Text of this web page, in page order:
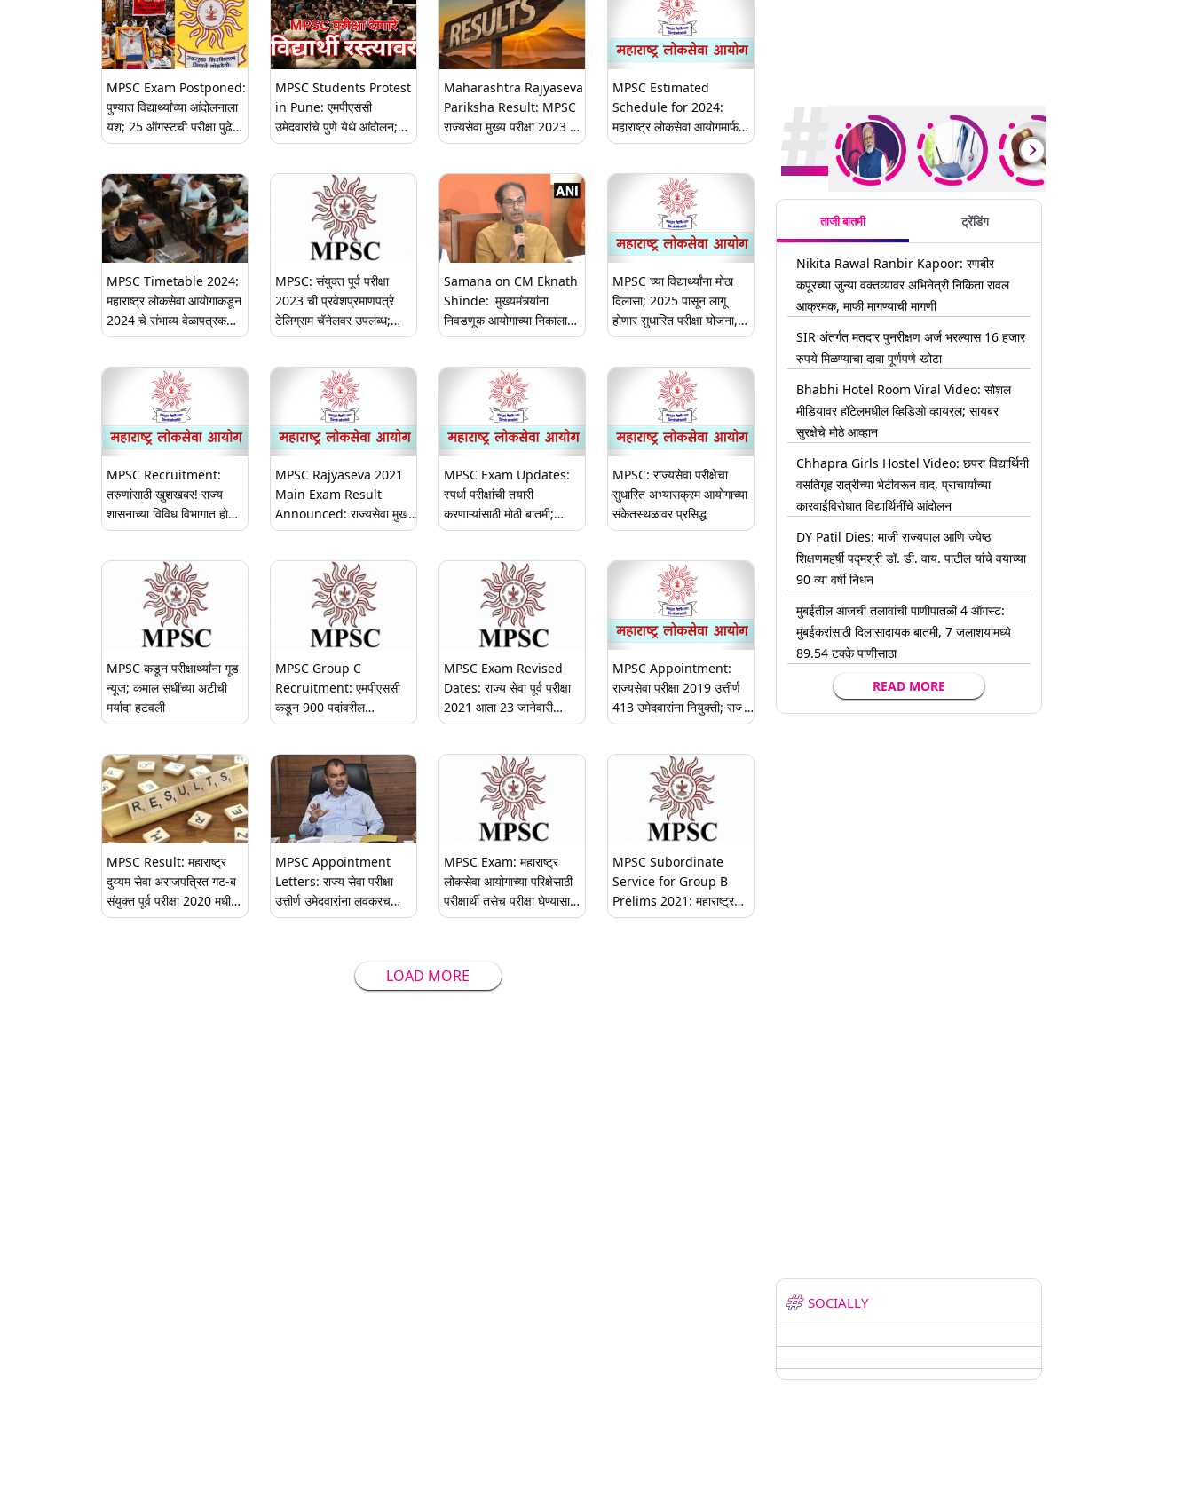
MPSC Exam Postponed:
पुण्यात विद्यार्थ्यांच्या आंदोलनाला
यश; 25 ऑगस्टची परीक्षा पुढे
ढकलली, नवी तारीख लवकरच
MPSC Students Protest
in Pune: एमपीएससी
उमेदवारांचे पुणे येथे आंदोलन;
आगामी परीक्षेत 258 कृषी सेवा
Maharashtra Rajyaseva
Pariksha Result: MPSC
राज्यसेवा मुख्य परीक्षा 2023 चा
निकाल जाहीर; mpsc.gov.in
MPSC Estimated
Schedule for 2024:
महाराष्ट्र लोकसेवा आयोगमार्फत
पुढील वर्षी होणाऱ्या स्पर्धा परीक्षांचे
MPSC Timetable 2024:
महाराष्ट्र लोकसेवा आयोगाकडून
2024 चे संभाव्य वेळापत्रक
जाहीर
MPSC: संयुक्त पूर्व परीक्षा
2023 ची प्रवेशप्रमाणपत्रे
टेलिग्राम चॅनेलवर उपलब्ध;
महाराष्ट्र लोकसेवा आयोगाने दिले
Samana on CM Eknath
Shinde: 'मुख्यमंत्र्यांना
निवडणूक आयोगाच्या निकालाची
नशा', MPSC विद्यार्थ्यांच्या
MPSC च्या विद्यार्थ्यांना मोठा
दिलासा; 2025 पासून लागू
होणार सुधारित परीक्षा योजना,
अभ्यासक्रम
MPSC Recruitment:
तरुणांसाठी खुशखबर! राज्य
शासनाच्या विविध विभागात होणार
8169 पदांची भरती; महाराष्ट्र
MPSC Rajyaseva 2021
Main Exam Result
Announced: राज्यसेवा मुख्य
परीक्षा 2021 चा निकाल जाहीर;
MPSC Exam Updates:
स्पर्धा परीक्षांची तयारी
करणाऱ्यांसाठी मोठी बातमी;
महाराष्ट्र लोकसेवा आयोगामार्फत
पद्धतीमध्ये सुधारणा, घ्या जाणून
MPSC: राज्यसेवा परीक्षेचा
सुधारित अभ्यासक्रम आयोगाच्या
संकेतस्थळावर प्रसिद्ध
MPSC कडून परीक्षार्थ्यांना गूड
न्यूज; कमाल संधींच्या अटीची
मर्यादा हटवली
MPSC Group C
Recruitment: एमपीएससी
कडून 900 पदांवरील
नोकरभरतीसाठी अर्ज करण्याला
MPSC Exam Revised
Dates: राज्य सेवा पूर्व परीक्षा
2021 आता 23 जानेवारी
दिवशी; पहा नवं वेळापत्रक
MPSC Appointment:
राज्यसेवा परीक्षा 2019 उत्तीर्ण
413 उमेदवारांना नियुक्ती; राज्य
सरकारच्या आदेशानुसार 17
MPSC Result: महाराष्ट्र
दुय्यम सेवा अराजपत्रित गट-ब
संयुक्त पूर्व परीक्षा 2020 मधील
राज्यकर निरीक्षक संवर्गाचा
MPSC Appointment
Letters: राज्य सेवा परीक्षा
उत्तीर्ण उमेदवारांना लवकरच
मिळणार नियुक्तीपत्र; राज्यमंत्री
MPSC Exam: महाराष्ट्र
लोकसेवा आयोगाच्या परिक्षेसाठी
परीक्षार्थी तसेच परीक्षा घेण्यासाठी
प्रतिनियुक्तीवर असलेल्या
परवानगी
MPSC Subordinate
Service for Group B
Prelims 2021: महाराष्ट्र
दुय्यम सेवा अराजपत्रित गट-ब
LOAD MORE
ताजी बातमी ट्रेंडिंग
Nikita Rawal Ranbir Kapoor: रणबीर
कपूरच्या जुन्या वक्तव्यावर अभिनेत्री निकिता रावल
आक्रमक, माफी मागण्याची मागणी
SIR अंतर्गत मतदार पुनरीक्षण अर्ज भरल्यास 16 हजार
रुपये मिळण्याचा दावा पूर्णपणे खोटा
Bhabhi Hotel Room Viral Video: सोशल
मीडियावर हॉटेलमधील व्हिडिओ व्हायरल; सायबर
सुरक्षेचे मोठे आव्हान
Chhapra Girls Hostel Video: छपरा विद्यार्थिनी
वसतिगृह रात्रीच्या भेटीवरून वाद, प्राचार्यांच्या
कारवाईविरोधात विद्यार्थिनींचे आंदोलन
DY Patil Dies: माजी राज्यपाल आणि ज्येष्ठ
शिक्षणमहर्षी पद्मश्री डॉ. डी. वाय. पाटील यांचे वयाच्या
90 व्या वर्षी निधन
मुंबईतील आजची तलावांची पाणीपातळी 4 ऑगस्ट:
मुंबईकरांसाठी दिलासादायक बातमी, 7 जलाशयांमध्ये
89.54 टक्के पाणीसाठा
READ MORE
SOCIALLY